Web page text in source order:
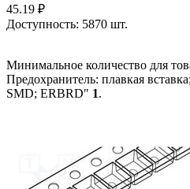
45.19 ₽
Доступность: 5870 шт.
Минимальное количество для
Предохранитель: плавкая
SMD; ERBRD" 1.